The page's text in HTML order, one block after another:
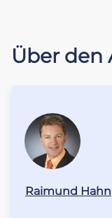
Über den
Raimund Hahn